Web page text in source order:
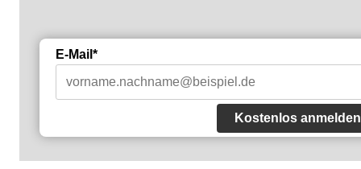
E-Mail*
Kostenlos anmelden